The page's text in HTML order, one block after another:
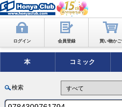
ログイン 会員登録 買い物かご
本 コミック
検索